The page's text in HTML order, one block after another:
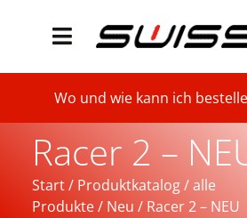
Wo und wie kann ich
Racer 2 –
Start/ Produktkatalog/alle
Produkte/ Neu / Racer 2 – NEU